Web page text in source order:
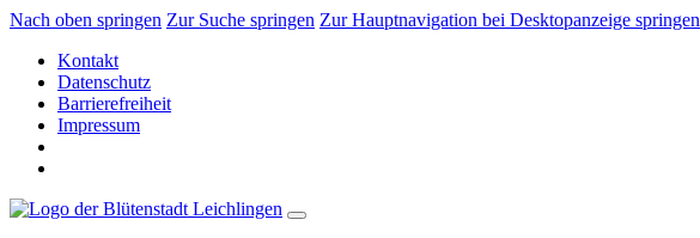
Nach oben springen Zur Suche springen Zur Hauptnavigation bei Desktopanzeige springen
Kontakt
Datenschutz
Barrierefreiheit
Impressum